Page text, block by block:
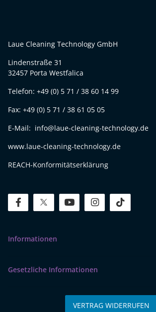
Laue Cleaning Technology GmbH
Lindenstraße 31
32457 Porta Westfalica
Telefon: +49 (0) 5 71 / 38 60 14 99
Fax: +49 (0) 5 71 / 38 61 05 05
E-Mail: info@laue-cleaning-technology.de
www.laue-cleaning-technology.de
REACH-Konformitätserklärung
facebooktwitteryoutube instagram
Informationen
Gesetzliche Informationen
VERTRAG WIDERRUFEN